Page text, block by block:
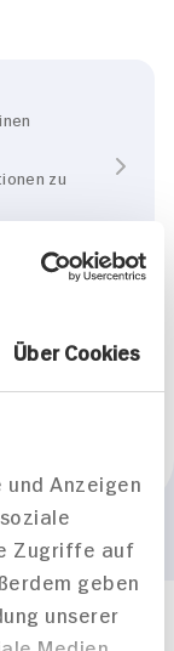
Über Cookies
und Anzeigen
Zugriffe auf
geben
unserer
zu